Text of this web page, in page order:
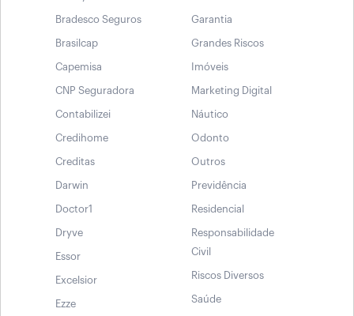
Bradesco Seguros
Brasilcap
Capemisa
CNP Seguradora
Contabilizei
Credihome
Creditas
Darwin
Doctor1
Dryve
Essor
Excelsior
Ezze
Garantia
Grandes Riscos
Imóveis
Marketing Digital
Náutico
Odonto
Outros
Previdência
Residencial
Responsabilidade
Civil
Riscos Diversos
Saúde